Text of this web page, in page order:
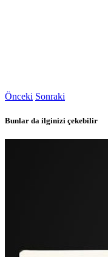
Önceki Sonraki
Bunlar da ilginizi çekebilir